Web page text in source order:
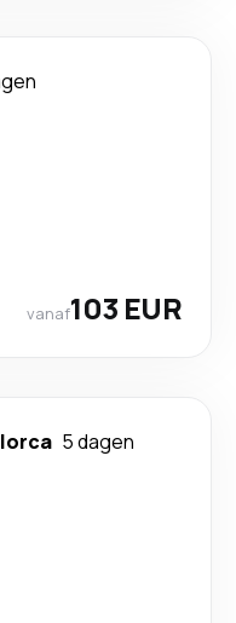
vanaf103 EUR
5 dagen